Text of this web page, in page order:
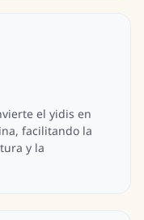
el yidis en
facilitando la
y la